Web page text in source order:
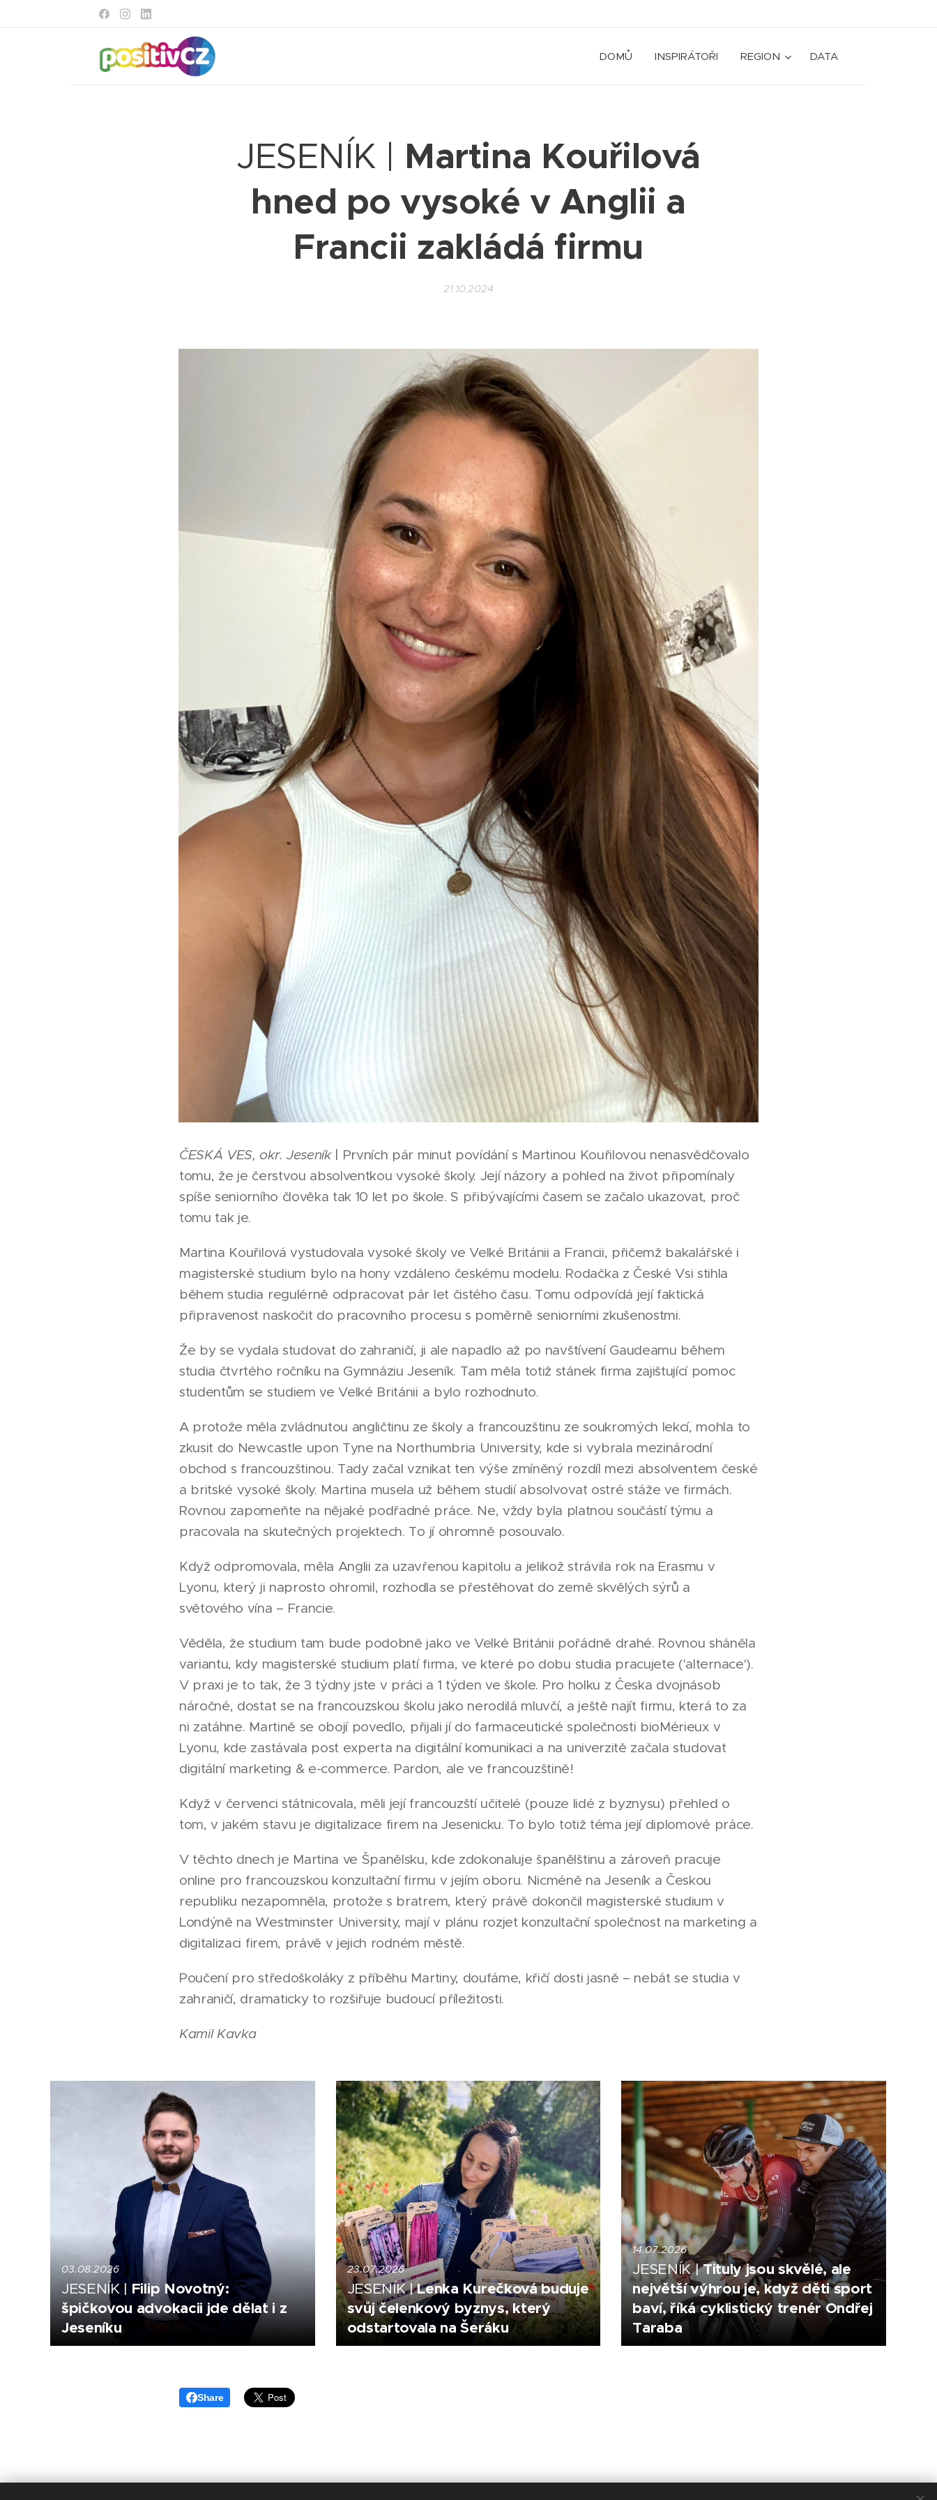
DOMŮ INSPIRÁTOŘI REGION DATA
JESENÍK | Martina Kouřilová
hned po vysoké v Anglii a
Francii zakládá firmu
21.10.2024
ČESKÁ VES, okr. Jeseník | Prvních pár minut povídání s Martinou Kouřilovou nenasvědčovalo
tomu, že je čerstvou absolventkou vysoké školy. Její názory a pohled na život připomínaly
spíše seniorního člověka tak 10 let po škole. S přibývajícími časem se začalo ukazovat, proč
tomu tak je.
Martina Kouřilová vystudovala vysoké školy ve Velké Británii a Francii, přičemž bakalářské i
magisterské studium bylo na hony vzdáleno českému modelu. Rodačka z České Vsi stihla
během studia regulérně odpracovat pár let čistého času. Tomu odpovídá její faktická
připravenost naskočit do pracovního procesu s poměrně seniorními zkušenostmi.
Že by se vydala studovat do zahraničí, ji ale napadlo až po navštívení Gaudeamu během
studia čtvrtého ročníku na Gymnáziu Jeseník. Tam měla totiž stánek firma zajištující pomoc
studentům se studiem ve Velké Británii a bylo rozhodnuto.
A protože měla zvládnutou angličtinu ze školy a francouzštinu ze soukromých lekcí, mohla to
zkusit do Newcastle upon Tyne na Northumbria University, kde si vybrala mezinárodní
obchod s francouzštinou. Tady začal vznikat ten výše zmíněný rozdíl mezi absolventem české
a britské vysoké školy. Martina musela už během studií absolvovat ostré stáže ve firmách.
Rovnou zapomeňte na nějaké podřadné práce. Ne, vždy byla platnou součástí týmu a
pracovala na skutečných projektech. To jí ohromně posouvalo.
Když odpromovala, měla Anglii za uzavřenou kapitolu a jelikož strávila rok na Erasmu v
Lyonu, který ji naprosto ohromil, rozhodla se přestěhovat do země skvělých sýrů a
světového vína – Francie.
Věděla, že studium tam bude podobně jako ve Velké Británii pořádně drahé. Rovnou sháněla
variantu, kdy magisterské studium platí firma, ve které po dobu studia pracujete ('alternace').
V praxi je to tak, že 3 týdny jste v práci a 1 týden ve škole. Pro holku z Česka dvojnásob
náročné, dostat se na francouzskou školu jako nerodilá mluvčí, a ještě najít firmu, která to za
ni zatáhne. Martině se obojí povedlo, přijali jí do farmaceutické společnosti bioMérieux v
Lyonu, kde zastávala post experta na digitální komunikaci a na univerzitě začala studovat
digitální marketing & e-commerce. Pardon, ale ve francouzštině!
Když v červenci státnicovala, měli její francouzští učitelé (pouze lidé z byznysu) přehled o
tom, v jakém stavu je digitalizace firem na Jesenicku. To bylo totiž téma její diplomové práce.
V těchto dnech je Martina ve Španělsku, kde zdokonaluje španělštinu a zároveň pracuje
online pro francouzskou konzultační firmu v jejím oboru. Nicméně na Jeseník a Českou
republiku nezapomněla, protože s bratrem, který právě dokončil magisterské studium v
Londýně na Westminster University, mají v plánu rozjet konzultační společnost na marketing a
digitalizaci firem, právě v jejich rodném městě.
Poučení pro středoškoláky z příběhu Martiny, doufáme, křičí dosti jasně – nebát se studia v
zahraničí, dramaticky to rozšiřuje budoucí příležitosti.
Kamil Kavka
03.08.2026
JESENÍK | Filip Novotný:
špičkovou advokacii jde dělat i z
Jeseníku
23.07.2026
JESENÍK |Lenka Kurečková buduje
svůj čelenkový byznys, který
odstartovala na Šeráku
14.07.2026
JESENÍK |Tituly jsou skvělé, ale
největší výhrou je, když děti sport
baví, říká cyklistický trenér Ondřej
Taraba
Share